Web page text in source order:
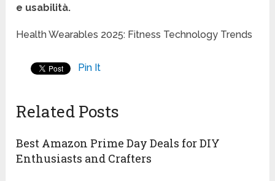
e usabilità.
Health Wearables 2025: Fitness Technology Trends
Pin It
Related Posts
Best Amazon Prime Day Deals for DIY
Enthusiasts and Crafters